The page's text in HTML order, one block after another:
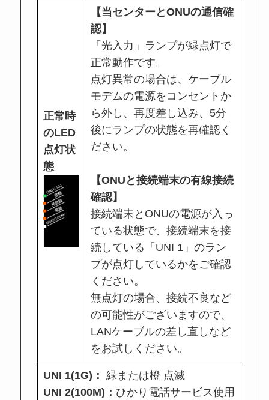
正常時
のLED
点灯状
態
【当センターとONUの通信確
認】
「光入力」ランプが緑点灯で
正常動作です。
点灯異常の場合は、ケーブル
モデムの電源をコンセントか
ら外し、再度差し込み、5分
後にランプの状態を再確認く
ださい。
【ONUと接続端末の有線接続
確認】
接続端末とONUの電源が入っ
ている状態で、接続端末を接
続している「UNI 1」のラン
プが点灯しているかをご確認
ください。
無点灯の場合、接続不良など
の可能性がございますので、
LANケーブルの差し直しなど
をお試しください。
UNI 1(1G)： 緑または橙 点滅
UNI 2(100M)： ひかり電話サービス使用